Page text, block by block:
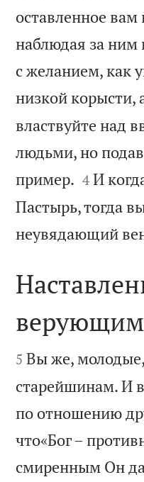
оставленное вам
наблюдая за
с желанием, как
низкой корысти,
властвуйте над
людьми, но
пример. 

4 И
Пастырь, тогда
неувядающий

верующим

5 Вы же,
старейшинам. И
по отношению
что«Бог –
смиренным Он